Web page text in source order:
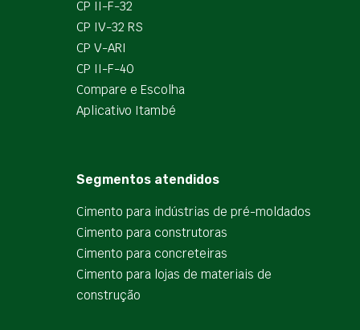
CP II-F-32
CP IV-32 RS
CP V-ARI
CP II-F-40
Compare e Escolha
Aplicativo Itambé
Segmentos atendidos
Cimento para indústrias de pré-moldados
Cimento para construtoras
Cimento para concreteiras
Cimento para lojas de materiais de
construção